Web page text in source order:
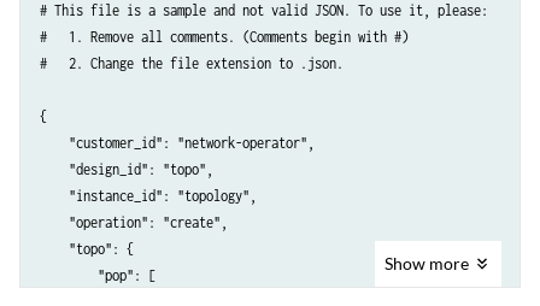
						"{{ORG}}",
						"order",
						"customers",
						"instances",
						"l3vpn-topology-iid",
						"exec"
					]
				}
			},
			"response": []
# This file is a sample and not valid JSON. To use it, please:
#   1. Remove all comments. (Comments begin with #)
#   2. Change the file extension to .json.
{
    "customer_id": "network-operator",
    "design_id": "topo",
    "instance_id": "topology",
    "operation": "create",
    "topo": {
        "pop": [
Show more